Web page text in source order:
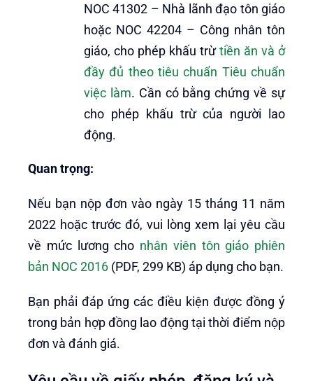
NOC 41302 – Nhà lãnh đạo tôn giáo
hoặc NOC 42204 – Công nhân tôn
giáo, cho phép khấu trừtiền ăn và ở
đầy đủ theo tiêu chuẩn Tiêu chuẩn
việc làm. Cần có bằng chứng về sự
cho phép khấu trừ của người lao
động.
Quan trọng:
Nếu bạn nộp đơn vào ngày 15 tháng 11 năm
2022 hoặc trước đó, vui lòng xem lại yêu cầu
về mức lương cho nhân viên tôn giáo phiên
bản NOC 2016 (PDF, 299 KB) áp dụng cho bạn.
Bạn phải đáp ứng các điều kiện được đồng ý
trong bản hợp đồng lao động tại thời điểm nộp
đơn và đánh giá.